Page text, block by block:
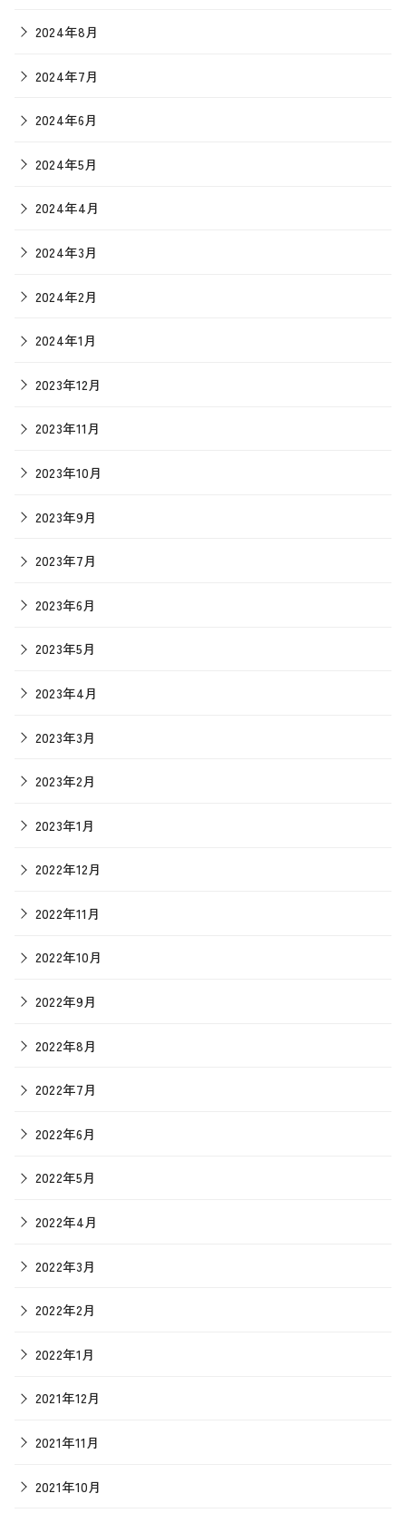
2024年8月
2024年7月
2024年6月
2024年5月
2024年4月
2024年3月
2024年2月
2024年1月
2023年12月
2023年11月
2023年10月
2023年9月
2023年7月
2023年6月
2023年5月
2023年4月
2023年3月
2023年2月
2023年1月
2022年12月
2022年11月
2022年10月
2022年9月
2022年8月
2022年7月
2022年6月
2022年5月
2022年4月
2022年3月
2022年2月
2022年1月
2021年12月
2021年11月
2021年10月